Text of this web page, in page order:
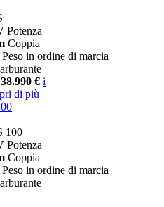
Potenza
Coppia
Peso in ordine di marcia
€ i
di più
100
Potenza
Coppia
Peso in ordine di marcia